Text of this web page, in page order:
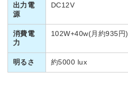
出力電
源
DC12V
消費電
力
102W+40w(月約935円)
明るさ 約5000 lux